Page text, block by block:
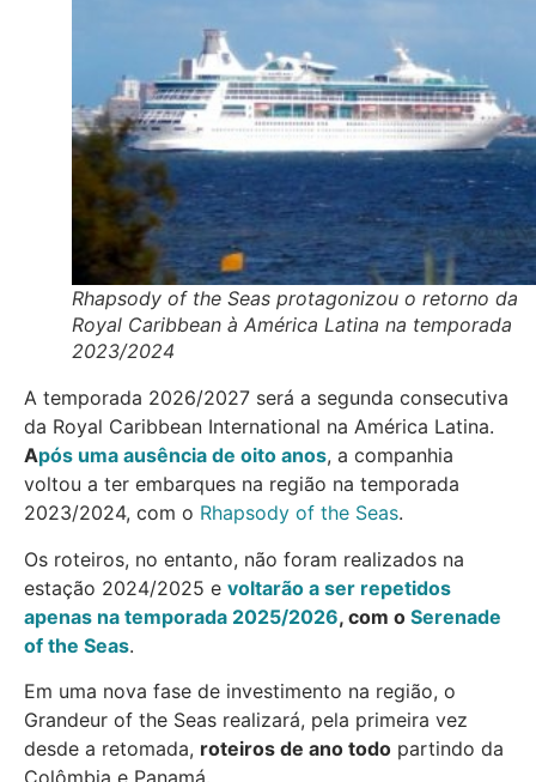
Rhapsody of the Seas protagonizou o retorno da
Royal Caribbean à América Latina na temporada
2023/2024
A temporada 2026/2027 será a segunda consecutiva
da Royal Caribbean International na América Latina.
Após uma ausência de oito anos, a companhia
voltou a ter embarques na região na temporada
2023/2024, com o Rhapsody of the Seas.
Os roteiros, no entanto, não foram realizados na
estação 2024/2025 e voltarão a ser repetidos
apenas na temporada 2025/2026, com o Serenade
of the Seas.
Em uma nova fase de investimento na região, o
Grandeur of the Seas realizará, pela primeira vez
desde a retomada, roteiros de ano todo partindo da